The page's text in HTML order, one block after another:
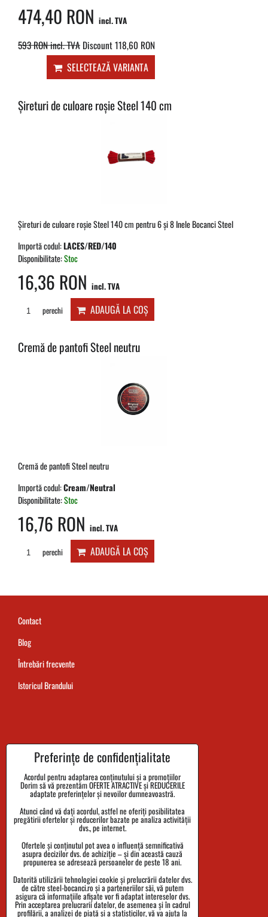
474,40 RON incl. TVA
593 RONincl. TVA Discount 118,60 RON
SELECTEAZĂ VARIANTA
Șireturi de culoare roșie Steel 140 cm
Șireturi de culoare roșie Steel 140 cm pentru 6 și 8 Inele Bocanci Steel
Importă codul:LACES/RED/140
Disponibilitate:Stoc
16,36 RON incl. TVA
perechi ADAUGĂ LA COȘ
Cremă de pantofi Steel neutru
Cremă de pantofi Steel neutru
Importă codul:Cream/Neutral
Disponibilitate:Stoc
16,76 RON incl. TVA
perechi ADAUGĂ LA COȘ
Contact
Blog
Întrebări frecvente
Istoricul Brandului
Termenul de livrare al comenzii
Reclamații și returnarea bunurilor
Mărimi
Date despre companie
Politica de confidențialitate
Termenii și Condițiile
Urmărirea expedierii
Preferințe de confidențialitate
Acordul pentru adaptarea conținutului și a promoțiilor
Dorim să vă prezentăm OFERTE ATRACTIVE și REDUCERILE
adaptate preferințelor și nevoilor dumneavoastră.
Atunci când vă dați acordul, astfel ne oferiți posibilitatea
pregătirii ofertelor și reducerilor bazate pe analiza activității
dvs., pe internet.
Ofertele și conținutul pot avea o influență semnificativă
asupra decizilor dvs. de achiziție – și din această cauză
propunerea se adresează persoanelor de peste 18 ani.
Datorită utilizării tehnologiei cookie și prelucrării datelor dvs.
de către steel-bocanci.ro și a parteneriilor săi, vă putem
asigura că informațiile afișate vor fi adaptat intereselor dvs.
Prin acceptarea prelucrarii datelor, de asemenea și în cadrul
profilării, a analizei de piață și a statisticilor, vă va ajuta la